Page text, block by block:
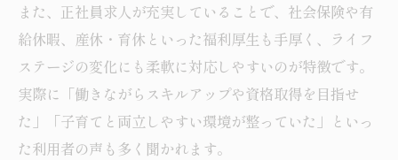
美容師として東中野で成長できるサポート
キャリア支援に注力する美容師求人の特徴
美容師転職で東中野が選ばれるサポート内
容
また、正社員求人が充実していることで、社会保険や有
給休暇、産休・育休といった福利厚生も手厚く、ライフ
ステージの変化にも柔軟に対応しやすいのが特徴です。
実際に「働きながらスキルアップや資格取得を目指せ
た」「子育てと両立しやすい環境が整っていた」といっ
た利用者の声も多く聞かれます。